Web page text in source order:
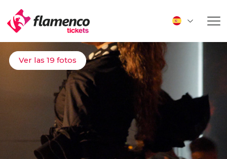
Ver las 19 fotos